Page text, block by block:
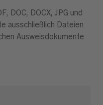
DOC, DOCX, JPG und
ausschließlich Dateien
Ausweisdokumente